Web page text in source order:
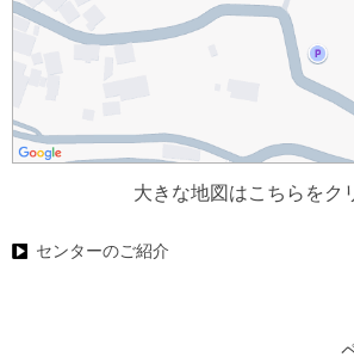
大きな地図はこちらをク
センターのご紹介